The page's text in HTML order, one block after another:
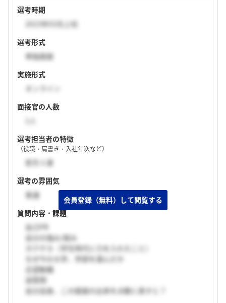
選考時期
2023年03月上旬
選考形式
単独面接
実施形式
オンライン
面接官の人数
選考担当者の特徴
（役職・肩書き・入社年次など）
若手人事
選考の雰囲気
普通
質問内容・課題
自己PR
自分の強み/弱み
ガクチカ（学生時代に力を入れたこと）
なぜ今の大学、学部を選んだか
志望動機
逆質問
自分自身、この面接の出来を点数に表すと？